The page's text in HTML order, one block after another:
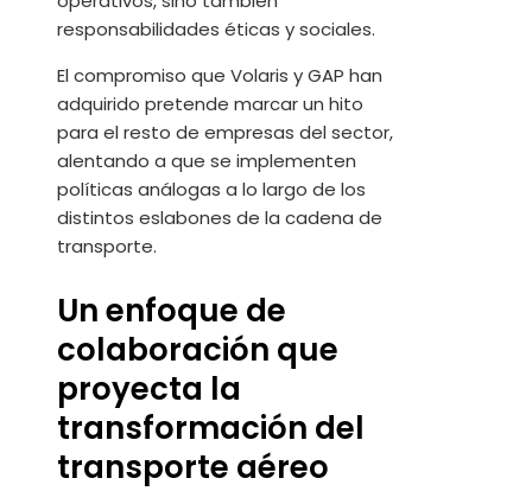
responsabilidades éticas y sociales.
El compromiso que Volaris y GAP han
adquirido pretende marcar un hito
para el resto de empresas del sector,
alentando a que se implementen
políticas análogas a lo largo de los
distintos eslabones de la cadena de
transporte.
Un enfoque de
colaboración que
proyecta la
transformación del
transporte aéreo